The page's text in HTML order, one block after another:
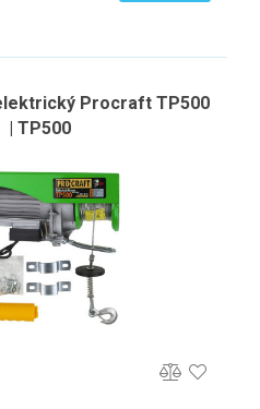
Procraft TP500
| TP500